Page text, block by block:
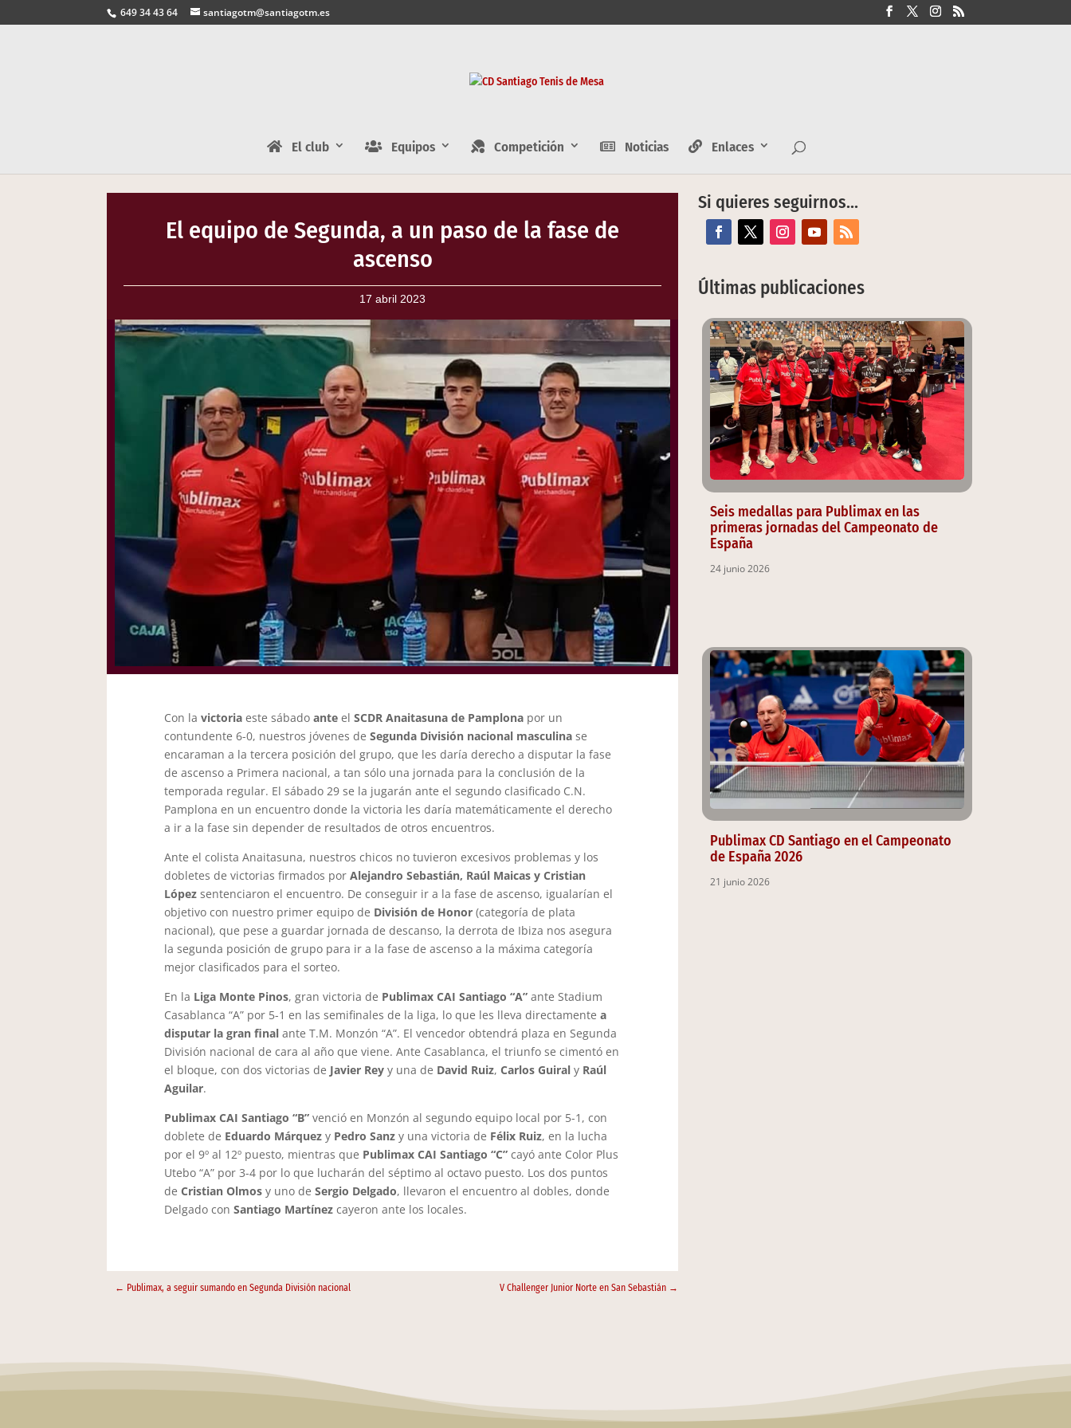
649 34 43 64 santiagotm@santiagotm.es
El club Equipos Competición Noticias Enlaces
El equipo de Segunda, a un paso de la fase de
ascenso
17 abril 2023
Con lavictoria este sábadoante elSCDR Anaitasuna de Pamplona por un
contundente 6-0, nuestros jóvenes deSegunda División nacional masculina se
encaraman a la tercera posición del grupo, que les daría derecho a disputar la fase
de ascenso a Primera nacional, a tan sólo una jornada para la conclusión de la
temporada regular. El sábado 29 se la jugarán ante el segundo clasificado C.N.
Pamplona en un encuentro donde la victoria les daría matemáticamente el derecho
a ir a la fase sin depender de resultados de otros encuentros.
Ante el colista Anaitasuna, nuestros chicos no tuvieron excesivos problemas y los
dobletes de victorias firmados porAlejandro Sebastián, Raúl Maicas y Cristian
López sentenciaron el encuentro. De conseguir ir a la fase de ascenso, igualarían el
objetivo con nuestro primer equipo de División de Honor (categoría de plata
nacional), que pese a guardar jornada de descanso, la derrota de Ibiza nos asegura
la segunda posición de grupo para ir a la fase de ascenso a la máxima categoría
mejor clasificados para el sorteo.
En la Liga Monte Pinos, gran victoria de Publimax CAI Santiago “A” ante Stadium
Casablanca “A” por 5-1 en las semifinales de la liga, lo que les lleva directamentea
disputar la gran final ante T.M. Monzón “A”. El vencedor obtendrá plaza en Segunda
División nacional de cara al año que viene. Ante Casablanca, el triunfo se cimentó en
el bloque, con dos victorias de Javier Rey y una de David Ruiz,Carlos Guiral y Raúl
Aguilar.
Publimax CAI Santiago “B” venció en Monzón al segundo equipo local por 5-1, con
doblete de Eduardo Márquez y Pedro Sanz y una victoria de Félix Ruiz, en la lucha
por el 9º al 12º puesto, mientras que Publimax CAI Santiago “C” cayó ante Color Plus
Utebo “A” por 3-4 por lo que lucharán del séptimo al octavo puesto. Los dos puntos
deCristian Olmos y uno deSergio Delgado, llevaron el encuentro al dobles, donde
Delgado con Santiago Martínez cayeron ante los locales.
← Publimax, a seguir sumando en Segunda División nacional V Challenger Junior Norte en San Sebastián →
Si quieres seguirnos…
Últimas publicaciones
Seis medallas para Publimax en las
primeras jornadas del Campeonato de
España
24 junio 2026
Publimax CD Santiago en el Campeonato
de España 2026
21 junio 2026